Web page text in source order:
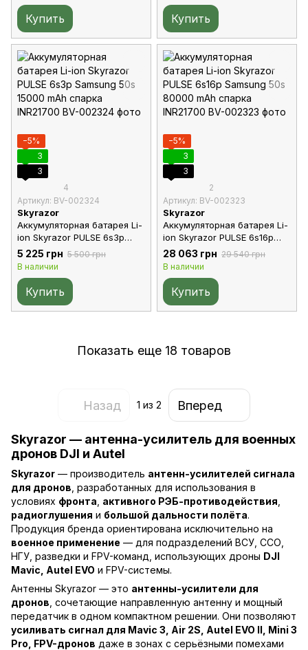
Купить Купить
−5%
3
3
4
Артикул: BV-002324
Skyrazor
Аккумуляторная батарея Li-
ion Skyrazor PULSE 6s3p
Samsung 50s 15000 mAh
спарка INR21700
5 225 грн 5 500 грн
В наличии
Купить
−5%
3
3
2
Артикул: BV-002323
Skyrazor
Аккумуляторная батарея Li-
ion Skyrazor PULSE 6s16p
Samsung 50s 80000 mAh
спарка INR21700
28 063 грн 29 540 грн
В наличии
Купить
Показать еще 18 товаров
Назад 1 из 2 Вперед
Skyrazor — антенна-усилитель для военных
дронов DJI и Autel
Skyrazor — производитель антенн-усилителей сигнала
для дронов , разработанных для использования в
условиях фронта активного РЭБ-противодействия
радиоглушения и большой дальности полёта.
Продукция бренда ориентирована исключительно на
военное применение — для подразделений ВСУ, ССО,
НГУ, разведки и FPV-команд, использующих дроны DJI
Mavic, Autel EVO и FPV-системы.
Антенны Skyrazor — это антенны-усилители для
дронов , сочетающие направленную антенну и мощный
передатчик в одном компактном решении. Они позволяют
усиливать сигнал для Mavic 3, Air 2S, Autel EVO II, Mini 3
Pro, FPV-дронов даже в зонах с серьёзными помехами